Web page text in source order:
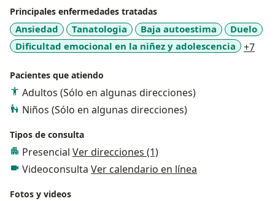
Principales enfermedades tratadas
Ansiedad Tanatologia Baja autoestima
Duelo
Dificultad emocional en la niñez y adolescencia
+7
Pacientes que atiendo
Adultos (Sólo en algunas direcciones)
Niños (Sólo en algunas direcciones)
Tipos de consulta
Presencial Ver direcciones (1)
Videoconsulta Ver calendario en línea
Fotos y videos